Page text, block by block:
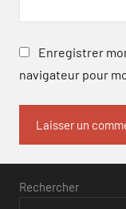
Enregistrer
navigateur pour
Rechercher